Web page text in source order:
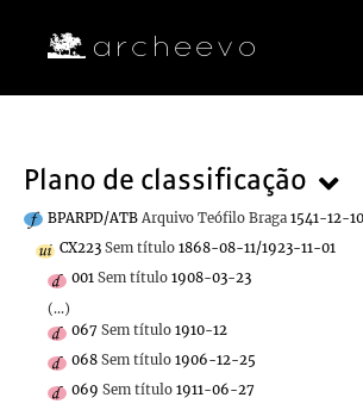
Plano de classificação
BPARPD/ATB Arquivo Teófilo Braga 1541-12-
CX223 Sem título 1868-08-11/1923-11-01
001 Sem título 1908-03-23
(...)
067 Sem título 1910-12
068 Sem título 1906-12-25
069 Sem título 1911-06-27